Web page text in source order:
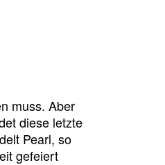
muss. Aber
diese letzte
Pearl, so
gefeiert